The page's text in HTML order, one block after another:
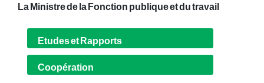
La Ministre de la Fonction publique et du travail
Etudes et Rapports
Coopération